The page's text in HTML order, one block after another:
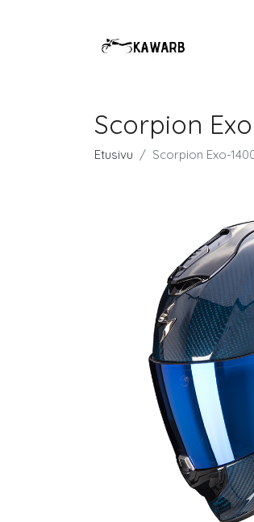
Scorpion
Etusivu Scorpion Exo-